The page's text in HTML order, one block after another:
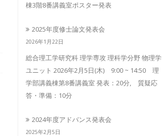
棟3階8番講義室ポスター発表
2025年度修士論文発表会
2026年1月22日
総合理工学研究科 理学専攻 理科学分野 物理学
ユニット 2026年2月5日(木) 9:00 ~ 14:50 理
学部講義棟第8番講義室 発表：20分, 質疑応
答・準備：10分
2024年度アドバンス発表会
2025年2月5日